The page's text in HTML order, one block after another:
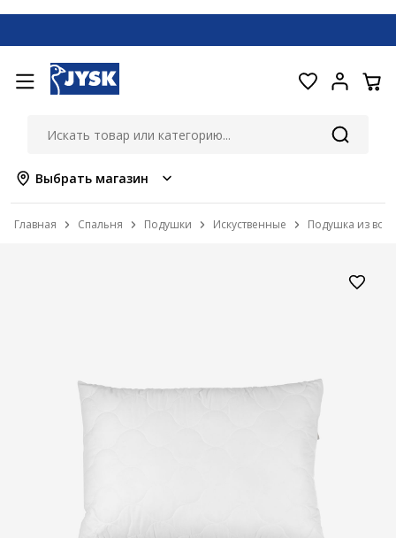
Выбрать магазин
Главная Спальня Подушки Искуственные Подушка из